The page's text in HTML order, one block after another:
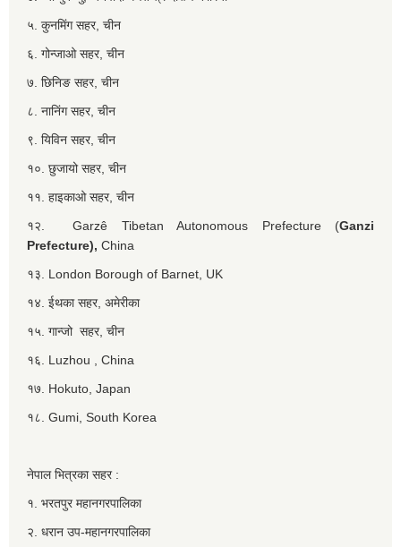
५. कुनमिंग सहर, चीन
६. गोन्जाओ सहर, चीन
७. छिनिङ सहर, चीन
८. नानिंग सहर, चीन
९. यिविन सहर, चीन
१०. छुजायो सहर, चीन
११. हाइकाओ सहर, चीन
१२. Garzê Tibetan Autonomous Prefecture (Ganzi
Prefecture), China
१३. London Borough of Barnet, UK
१४. ईथका सहर, अमेरीका
१५. गान्जो सहर, चीन
१६. Luzhou , China
१७. Hokuto, Japan
१८. Gumi, South Korea
नेपाल भित्रका सहर :
१. भरतपुर महानगरपालिका
२. धरान उप-महानगरपालिका